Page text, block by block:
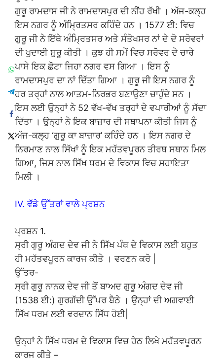
ਗੁਰੂ ਰਾਮਦਾਸ ਜੀ ਨੇ ਰਾਮਦਾਸਪੁਰ ਦੀ ਨੀਂਹ ਰੱਖੀ । ਅੱਜ-ਕਲ੍ਹ
ਇਸ ਨਗਰ ਨੂੰ ਅੰਮ੍ਰਿਤਸਰ ਕਹਿੰਦੇ ਹਨ । 1577 ਈ: ਵਿਚ
ਗੁਰੂ ਜੀ ਨੇ ਇੱਥੇ ਅੰਮ੍ਰਿਤਸਰ ਅਤੇ ਸੰਤੋਖਸਰ ਨਾਂ ਦੇ ਦੋ ਸਰੋਵਰਾਂ
ਦੀ ਖੁਦਾਈ ਸ਼ੁਰੂ ਕੀਤੀ । ਕੁਝ ਹੀ ਸਮੇਂ ਵਿਚ ਸਰੋਵਰ ਦੇ ਚਾਰੇ
ਪਾਸੇ ਇਕ ਛੋਟਾ ਜਿਹਾ ਨਗਰ ਵਸ ਗਿਆ । ਇਸ ਨੂੰ
ਰਾਮਦਾਸਪੁਰ ਦਾ ਨਾਂ ਦਿੱਤਾ ਗਿਆ । ਗੁਰੂ ਜੀ ਇਸ ਨਗਰ ਨੂੰ
ਹਰ ਤਰ੍ਹਾਂ ਨਾਲ ਆਤਮ-ਨਿਰਭਰ ਬਣਾਉਣਾ ਚਾਹੁੰਦੇ ਸਨ ।
ਇਸ ਲਈ ਉਨ੍ਹਾਂ ਨੇ 52 ਵੱਖ-ਵੱਖ ਤਰ੍ਹਾਂ ਦੇ ਵਪਾਰੀਆਂ ਨੂੰ ਸੱਦਾ
ਦਿੱਤਾ । ਉਨ੍ਹਾਂ ਨੇ ਇਕ ਬਾਜ਼ਾਰ ਦੀ ਸਥਾਪਨਾ ਕੀਤੀ ਜਿਸ ਨੂੰ
ਅੱਜ-ਕਲ੍ਹ ‘ਗੁਰੂ ਕਾ ਬਾਜ਼ਾਰ’ ਕਹਿੰਦੇ ਹਨ । ਇਸ ਨਗਰ ਦੇ
ਨਿਰਮਾਣ ਨਾਲ ਸਿੱਖਾਂ ਨੂੰ ਇਕ ਮਹੱਤਵਪੂਰਨ ਤੀਰਥ ਸਥਾਨ ਮਿਲ
ਗਿਆ, ਜਿਸ ਨਾਲ ਸਿੱਖ ਧਰਮ ਦੇ ਵਿਕਾਸ ਵਿਚ ਸਹਾਇਤਾ
ਮਿਲੀ ।
IV. ਵੱਡੇ ਉੱਤਰਾਂ ਵਾਲੇ ਪ੍ਰਸ਼ਨ
ਪ੍ਰਸ਼ਨ 1.
ਸ੍ਰੀ ਗੁਰੂ ਅੰਗਦ ਦੇਵ ਜੀ ਨੇ ਸਿੱਖ ਪੰਥ ਦੇ ਵਿਕਾਸ ਲਈ ਬਹੁਤ
ਹੀ ਮਹੱਤਵਪੂਰਨ ਕਾਰਜ ਕੀਤੇ । ਵਰਣਨ ਕਰੋ |
ਉੱਤਰ-
ਸ੍ਰੀ ਗੁਰੂ ਨਾਨਕ ਦੇਵ ਜੀ ਤੋਂ ਬਾਅਦ ਗੁਰੂ ਅੰਗਦ ਦੇਵ ਜੀ
(1538 ਈ:) ਗੁਰਗੱਦੀ ਉੱਪਰ ਬੈਠੇ । ਉਨ੍ਹਾਂ ਦੀ ਅਗਵਾਈ
ਸਿੱਖ ਧਰਮ ਲਈ ਵਰਦਾਨ ਸਿੱਧ ਹੋਈ|
ਉਨ੍ਹਾਂ ਨੇ ਸਿੱਖ ਧਰਮ ਦੇ ਵਿਕਾਸ ਵਿਚ ਹੇਠ ਲਿਖੇ ਮਹੱਤਵਪੂਰਨ
ਕਾਰਜ ਕੀਤੇ –